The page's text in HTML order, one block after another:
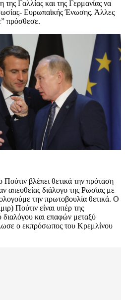
Γαλλίας και της Γερμανίας να
Ευρωπαϊκής Ένωσης. Άλλες
πρόσθεσε.
βλέπει θετικά την πρόταση
απευθείας διάλογο της Ρωσίας με
την πρωτοβουλία θετικά. Ο
Πούτιν είναι υπέρ της
διαλόγου και επαφών μεταξύ
ο εκπρόσωπος του Κρεμλίνου